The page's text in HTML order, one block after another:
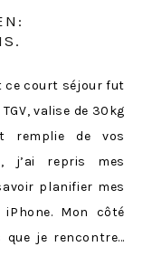
ce court séjour fut
valise de 30kg
remplie de vos
j’ai repris mes
planifier mes
Mon côté
je rencontre…